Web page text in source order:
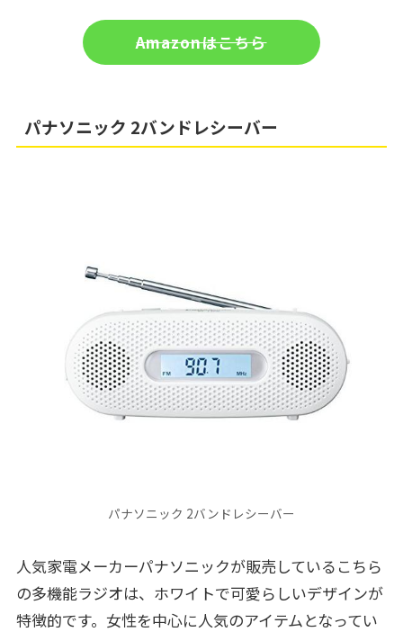
Amazonはこちら
パナソニック 2バンドレシーバー
パナソニック 2バンドレシーバー
人気家電メーカーパナソニックが販売しているこちら
の多機能ラジオは、ホワイトで可愛らしいデザインが
特徴的です。女性を中心に人気のアイテムとなってい